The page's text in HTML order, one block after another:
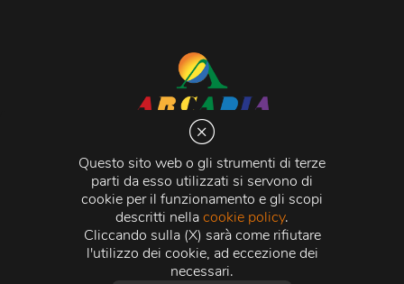
Questo sito web o gli strumenti di terze
parti da esso utilizzati si servono di
cookie per il funzionamento e gli scopi
descritti nellacookie policy.
Cliccando sulla (X) sarà come rifiutare
l'utilizzo dei cookie, ad eccezione dei
necessari.
Via Martiri della Libertà 20066 Melzo (MI)
C.C.I.A.A. - R.E.A di Milano n. 1427910
Registro delle Imprese di Milano n. 338392 -
Fiscale e Partita Iva11015840157 | Capitale Sociale
500.000,00 i.v.
Credits:Crea Informatica S.r.l. 2026 © Tutti i diritti
riservati.